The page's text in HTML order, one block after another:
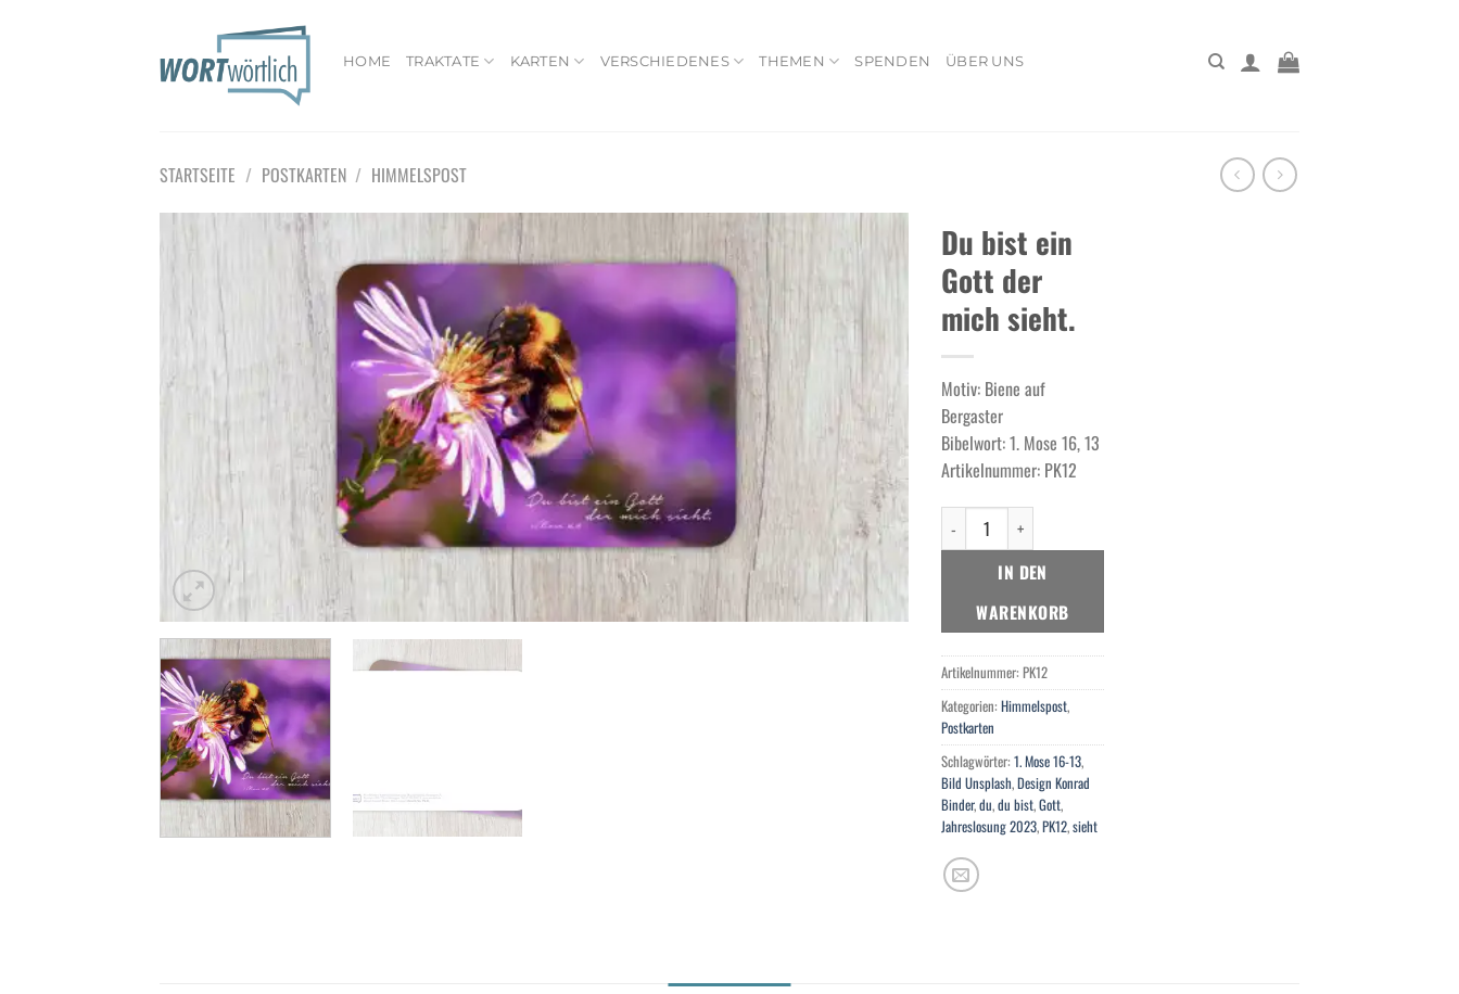
HOME TRAKTATE KARTEN VERSCHIEDENES THEMEN SPENDEN ÜBER UNS
STARTSEITE / POSTKARTEN / HIMMELSPOST
Add to
wishlist
Du bist ein
Gott der
mich sieht.
Motiv: Biene auf
Bergaster
Bibelwort: 1. Mose 16, 13
Artikelnummer: PK12
Du bist ein Gott der mich sieht. Menge
IN DEN
WARENKORB
Artikelnummer: PK12
Kategorien: Himmelspost,
Postkarten
Schlagwörter: 1. Mose 16-13,
Bild Unsplash,Design Konrad
Binder,du,du bist,Gott,
Jahreslosung 2023,PK12,sieht